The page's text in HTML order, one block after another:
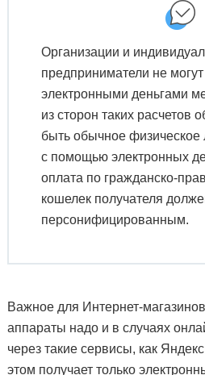
Организации и
предприниматели не
электронными деньгами
из сторон таких расчетов
быть обычное физическое
с помощью электронных
оплата по гражданско-
кошелек получателя
персонифицированным.
Важное для Интернет-
аппараты надо и в случаях
через такие сервисы, как
этом получает только